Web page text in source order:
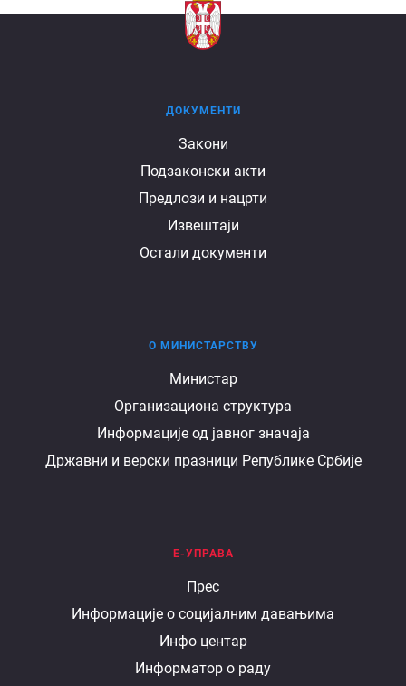
ДОКУМЕНТИ
Закони
Подзаконски акти
Предлози и нацрти
Извештаји
Остали документи
министарству
О МИНИСТАРСТВУ
Министар
Организациона структура
Информације од јавног значаја
Државни и верски празници Републике Србије
Е-УПРАВА
Прес
Информације о социјалним давањима
Инфо центар
Информатор о раду